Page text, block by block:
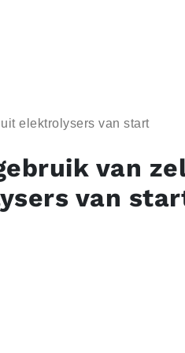
elektrolysers van start
van
van